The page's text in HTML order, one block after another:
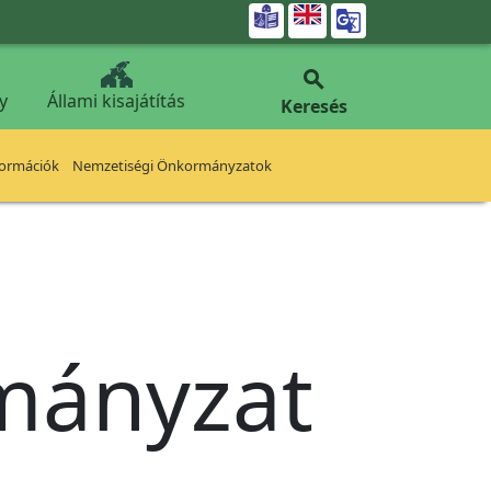

Állami kisajátítás

Keresés
Nemzetiségi Önkormányzatok